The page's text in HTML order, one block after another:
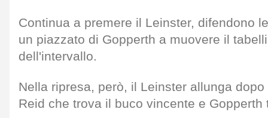
Continua a premere il Leinster, difendono
un piazzato di Gopperth a muovere il
dell'intervallo.
Nella ripresa, però, il Leinster allunga
Reid che trova il buco vincente e Gopperth